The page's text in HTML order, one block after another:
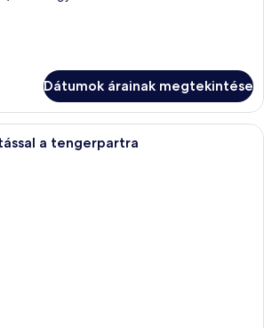
Dátumok árainak megtekintése
Egy modern szállodaszoba,
a tengerpartra